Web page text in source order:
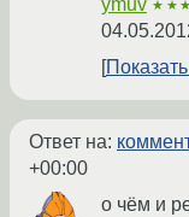
ymuv
Ответ на:
+00:00
о чём и